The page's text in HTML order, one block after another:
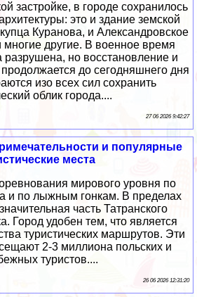
застройке, в городе сохранилось
это и здание земской
Куранова, и Александровское
другие. В военное время
разрушена, но восстановление и
до сегодняшнего дня
изо всех сил сохранить
облик города....
27 06 2026 9:42:27
и популярные
места
мирового уровня по
и по лыжным гонкам. В пределах
часть Татранского
Город удобен тем, что является
туристических маршрутов. Эти
2-3 миллиона польских и
туристов....
26 06 2026 12:31:20